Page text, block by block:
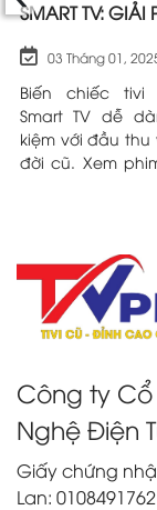
SMART TV: GIẢI
HIỆU QUẢ
03 Tháng 01,
Biến chiếc
Smart TV dễ
kiệm với đầu thu
đời cũ. Xem
Công ty
Nghệ Điện
Giấy chứng
Lan: 0108491762